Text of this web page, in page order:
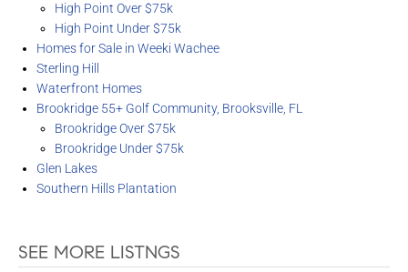
High Point Over $75k
High Point Under $75k
Homes for Sale in Weeki Wachee
Sterling Hill
Waterfront Homes
Brookridge 55+ Golf Community, Brooksville, FL
Brookridge Over $75k
Brookridge Under $75k
Glen Lakes
Southern Hills Plantation
SEE MORE LISTNGS